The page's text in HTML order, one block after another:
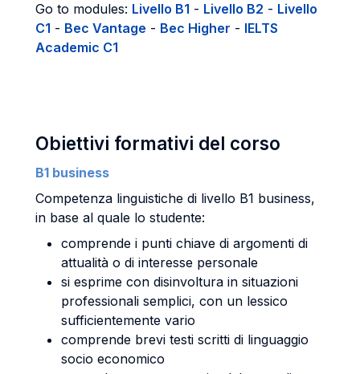
Go to modules: Livello B1 - Livello B2 - Livello
C1 - Bec Vantage - Bec Higher - IELTS
Academic C1
Obiettivi formativi del corso
B1 business
Competenza linguistiche di livello B1 business,
in base al quale lo studente:
comprende i punti chiave di argomenti di
attualità o di interesse personale
si esprime con disinvoltura in situazioni
professionali semplici, con un lessico
sufficientemente vario
comprende brevi testi scritti di linguaggio
socio economico